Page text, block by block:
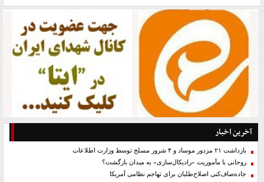
آخرین اخبار
بازداشت ۲۱ مزدور موساد و ۴ شرور مسلح توسط وزارت اطلاعات
روحانی با مأموریت «رادیکال‌سازی» به میدان بازگشت؟
جاده‌صاف‌کنی اصلاح‌طلبان برای تهاجم نظامی آمریکا